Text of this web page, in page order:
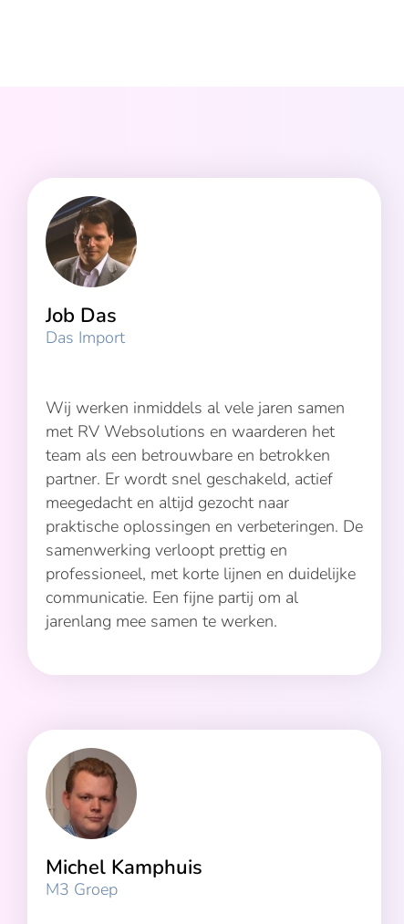
Job Das
Das Import
Wij werken inmiddels al vele jaren samen
met RV Websolutions en waarderen het
team als een betrouwbare en betrokken
partner. Er wordt snel geschakeld, actief
meegedacht en altijd gezocht naar
praktische oplossingen en verbeteringen. De
samenwerking verloopt prettig en
professioneel, met korte lijnen en duidelijke
communicatie. Een fijne partij om al
jarenlang mee samen te werken.
Michel Kamphuis
M3 Groep